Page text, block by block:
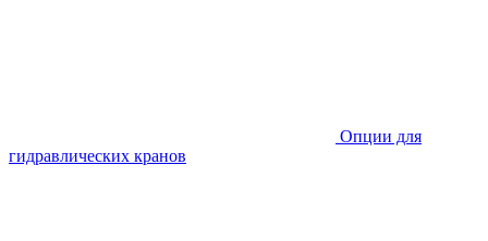
Опции для
гидравлических кранов